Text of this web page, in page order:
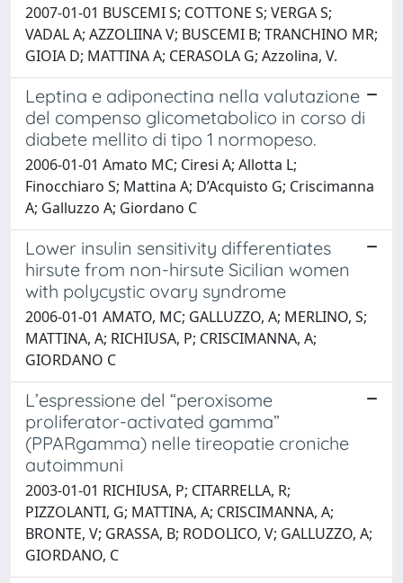
2007-01-01 BUSCEMI S; COTTONE S; VERGA S;
VADAL A; AZZOLIINA V; BUSCEMI B; TRANCHINO MR;
GIOIA D; MATTINA A; CERASOLA G; Azzolina, V.
Leptina e adiponectina nella valutazione
del compenso glicometabolico in corso di
diabete mellito di tipo 1 normopeso.
2006-01-01 Amato MC; Ciresi A; Allotta L;
Finocchiaro S; Mattina A; D’Acquisto G; Criscimanna
A; Galluzzo A; Giordano C
Lower insulin sensitivity differentiates
hirsute from non-hirsute Sicilian women
with polycystic ovary syndrome
2006-01-01 AMATO, MC; GALLUZZO, A; MERLINO, S;
MATTINA, A; RICHIUSA, P; CRISCIMANNA, A;
GIORDANO C
L’espressione del “peroxisome
proliferator-activated gamma”
(PPARgamma) nelle tireopatie croniche
autoimmuni
2003-01-01 RICHIUSA, P; CITARRELLA, R;
PIZZOLANTI, G; MATTINA, A; CRISCIMANNA, A;
BRONTE, V; GRASSA, B; RODOLICO, V; GALLUZZO, A;
GIORDANO, C